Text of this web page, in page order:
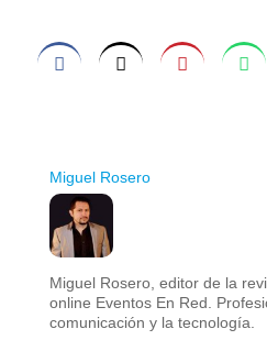
Miguel Rosero
Miguel Rosero, editor de la
online Eventos En Red.
comunicación y la tecnología.